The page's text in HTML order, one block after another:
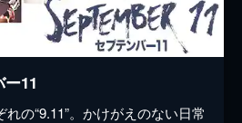
11
の“9.11”。かけがえのない日常